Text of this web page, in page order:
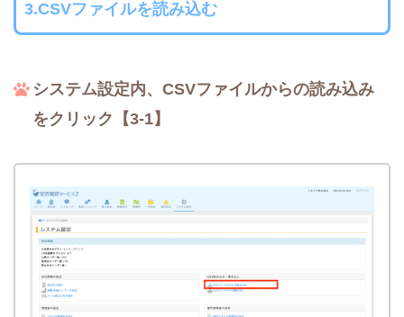
3.CSVファイルを読み込む
システム設定内、CSVファイルからの読み込み
をクリック【3-1】